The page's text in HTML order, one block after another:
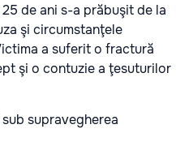
de ani s-a prăbuşit de la
şi circumstanţele
a suferit o fractură
şi o contuzie a ţesuturilor
supravegherea